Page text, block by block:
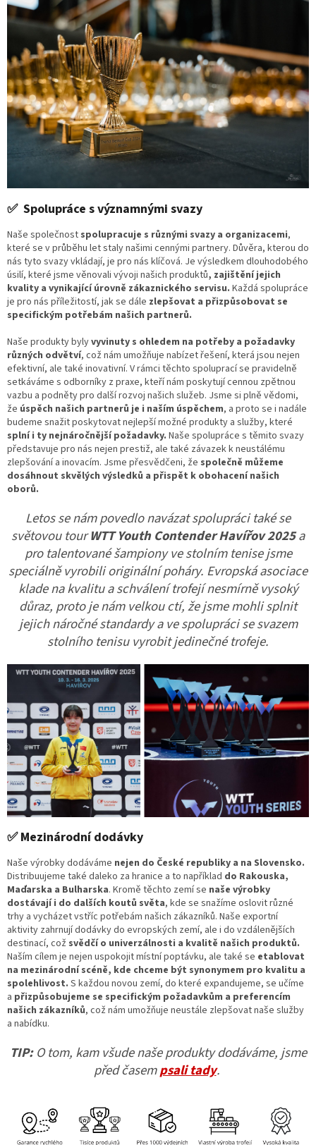
✅ Spolupráce s významnými svazy
Naše společnost spolupracuje s různými svazy a organizacemi,
které se v průběhu let staly našimi cennými partnery. Důvěra, kterou do
nás tyto svazy vkládají, je pro nás klíčová. Je výsledkem dlouhodobého
úsilí, které jsme věnovali vývoji našich produktů, zajištění jejich
kvality a vynikající úrovně zákaznického servisu. Každá spolupráce
je pro nás příležitostí, jak se dále zlepšovat a přizpůsobovat se
specifickým potřebám našich partnerů.
Naše produkty bylyvyvinuty s ohledem na potřeby a požadavky
různých odvětví, což nám umožňuje nabízet řešení, která jsou nejen
efektivní, ale také inovativní. V rámci těchto spoluprací se pravidelně
setkáváme s odborníky z praxe, kteří nám poskytují cennou zpětnou
vazbu a podněty pro další rozvoj našich služeb. Jsme si plně vědomi,
že úspěch našich partnerů je i naším úspěchem, a proto se i nadále
budeme snažit poskytovat nejlepší možné produkty a služby, které
splní i ty nejnáročnější požadavky. Naše spolupráce s těmito svazy
představuje pro nás nejen prestiž, ale také závazek k neustálému
zlepšování a inovacím. Jsme přesvědčeni, že společně můžeme
dosáhnout skvělých výsledků a přispět k obohacení našich
oborů.
Letos se nám povedlo navázat spolupráci také se
světovou tourWTT Youth Contender Havířov 2025a
pro talentované šampiony ve stolním tenise jsme
speciálně vyrobili originální poháry. Evropská asociace
klade na kvalitu a schválení trofejí nesmírně vysoký
důraz, proto je nám velkou ctí, že jsme mohli splnit
jejich náročné standardy a ve spolupráci se svazem
stolního tenisu vyrobit jedinečné trofeje.
✅ Mezinárodní dodávky
Naše výrobky dodáváme nejen do České republiky a na Slovensko.
Distribuujeme také daleko za hranice a to například do Rakouska,
Maďarska a Bulharska. Kromě těchto zemí se naše výrobky
dostávají i do dalších koutů světa, kde se snažíme oslovit různé
trhy a vycházet vstříc potřebám našich zákazníků. Naše exportní
aktivity zahrnují dodávky do evropských zemí, ale i do vzdálenějších
destinací, což svědčí o univerzálnosti a kvalitě našich produktů.
Naším cílem je nejen uspokojit místní poptávku, ale také se etablovat
na mezinárodní scéně, kde chceme být synonymem pro kvalitu a
spolehlivost. S každou novou zemí, do které expandujeme, se učíme
a přizpůsobujeme se specifickým požadavkům a preferencím
našich zákazníků, což nám umožňuje neustále zlepšovat naše služby
a nabídku.
TIP:O tom, kam všude naše produkty dodáváme, jsme
před časempsali tady.